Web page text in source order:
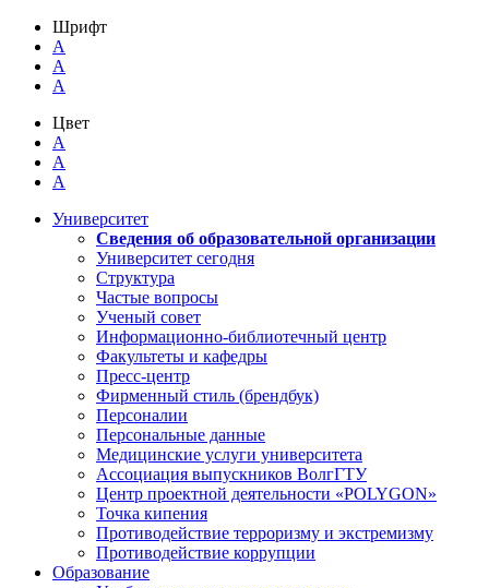
Шрифт
A
A
A
Цвет
A
A
A
Университет
Сведения об образовательной организации
Университет сегодня
Структура
Частые вопросы
Ученый совет
Информационно-библиотечный центр
Факультеты и кафедры
Пресс-центр
Фирменный стиль (брендбук)
Персоналии
Персональные данные
Медицинские услуги университета
Ассоциация выпускников ВолгГТУ
Центр проектной деятельности «POLYGON»
Точка кипения
Противодействие терроризму и экстремизму
Противодействие коррупции
Образование